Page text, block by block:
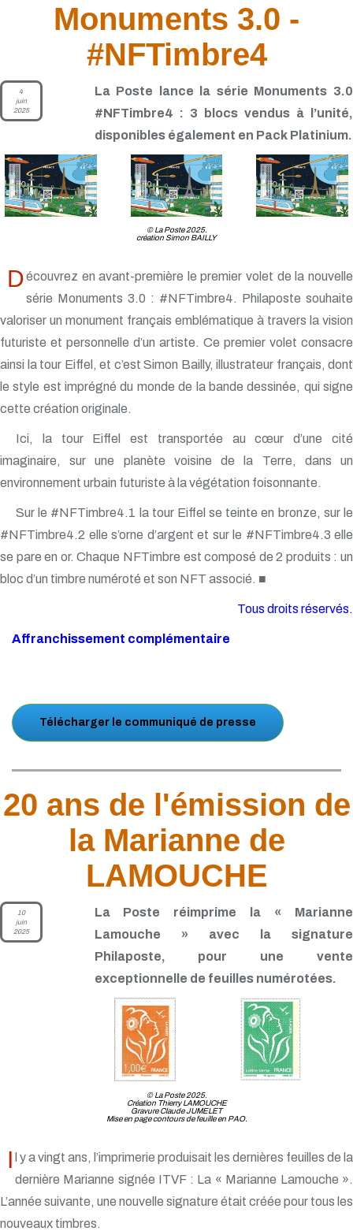
Monuments 3.0 -
#NFTimbre4
4
juin
2025
La Poste lance la série Monuments 3.0
#NFTimbre4 : 3 blocs vendus à l’unité,
disponibles également en Pack Platinium.
© La Poste 2025.
création Simon BAILLY
Découvrez en avant-première le premier volet de la nouvelle
série Monuments 3.0 : #NFTimbre4. Philaposte souhaite
valoriser un monument français emblématique à travers la vision
futuriste et personnelle d’un artiste. Ce premier volet consacre
ainsi la tour Eiffel, et c’est Simon Bailly, illustrateur français, dont
le style est imprégné du monde de la bande dessinée, qui signe
cette création originale.
Ici, la tour Eiffel est transportée au cœur d’une cité
imaginaire, sur une planète voisine de la Terre, dans un
environnement urbain futuriste à la végétation foisonnante.
Sur le #NFTimbre4.1 la tour Eiffel se teinte en bronze, sur le
#NFTimbre4.2 elle s’orne d’argent et sur le #NFTimbre4.3 elle
se pare en or. Chaque NFTimbre est composé de 2 produits : un
bloc d’un timbre numéroté et son NFT associé. ■
Tous droits réservés.
Affranchissement complémentaire
Télécharger le communiqué de presse
20 ans de l'émission de
la Marianne de
LAMOUCHE
10
juin
2025
La Poste réimprime la « Marianne
Lamouche » avec la signature
Philaposte, pour une vente
exceptionnelle de feuilles numérotées.
© La Poste 2025.
Création Thierry LAMOUCHE
Gravure Claude JUMELET
Mise en page contours de feuille en PAO.
I l y a vingt ans, l’imprimerie produisait les dernières feuilles de la
dernière Marianne signée ITVF : La « Marianne Lamouche ».
L’année suivante, une nouvelle signature était créée pour tous les
nouveaux timbres.